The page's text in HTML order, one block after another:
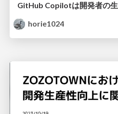
horie1024